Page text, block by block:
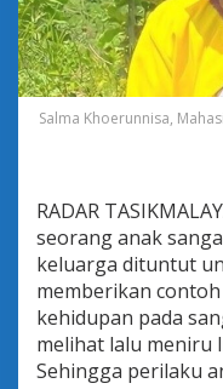
a
k
n
d
o
i
A
k
a
n
T
e
r
Salma Khoerunnisa,
RADAR
seorang anak
keluarga dituntut
memberikan
kehidupan pada
melihat lalu meniru
Sehingga perilaku